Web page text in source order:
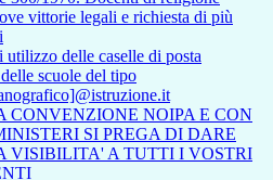
vittorie legali e richiesta di più
utilizzo delle caselle di posta
scuole del tipo
CONVENZIONE NOIPA E CON
SI PREGA DI DARE
VISIBILITA' A TUTTI I VOSTRI